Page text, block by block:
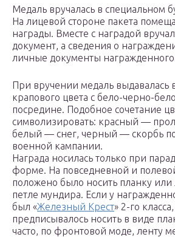
Медаль вручалась в специальном
На лицевой стороне пакета
награды. Вместе с наградой
документ, а сведения о
личные документы
При вручении медаль выдавалась
крапового цвета с бело-черно-
посредине. Подобное сочетание
символизировать: красный —
белый — снег, черный — скорбь
военной кампании.
Награда носилась только при
форме. На повседневной и
положено было носить планку или
петле мундира. Если у
был «Железный Крест» 2-го
предписывалось носить в виде
часто, по фронтовой моде, ленту